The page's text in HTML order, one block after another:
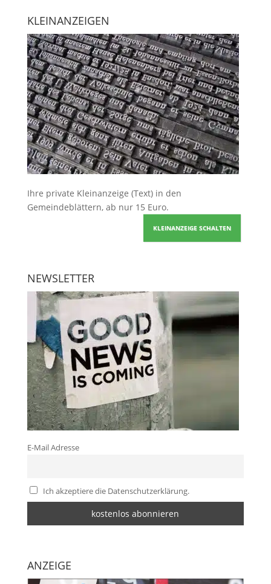
KLEINANZEIGEN
Ihre private Kleinanzeige (Text) in den
Gemeindeblättern, ab nur 15 Euro.
KLEINANZEIGE SCHALTEN
NEWSLETTER
E-Mail Adresse
Ich akzeptiere die Datenschutzerklärung.
ANZEIGE